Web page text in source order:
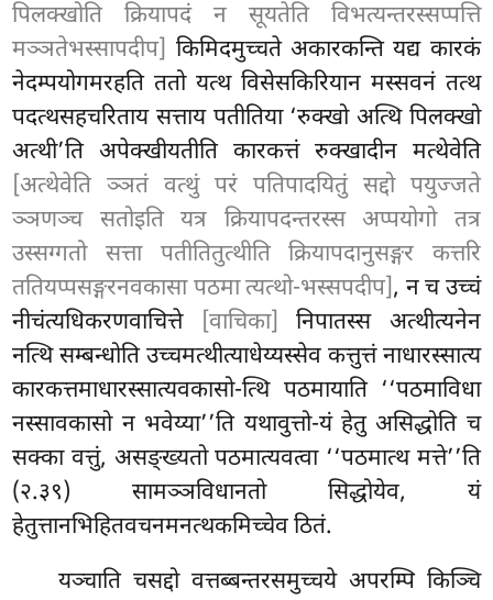
पिलक्खोति क्रियापदं न सूयतेति विभत्यन्तरस्सप्पत्ति
मञ्ञतेभस्सापदीप] किमिदमुच्चते अकारकन्ति यद्य कारकं
नेदम्पयोगमरहति ततो यत्थ विसेसकिरियान मस्सवनं तत्थ
पदत्थसहचरिताय सत्ताय पतीतिया ‘रुक्खो अत्थि पिलक्खो
अत्थी’ति अपेक्खीयतीति कारकत्तं रुक्खादीन मत्थेवेति
[अत्थेवेति ञ्ञतं वत्थुं परं पतिपादयितुं सद्दो पयुज्जते
ञ्ञणञ्च सतोइति यत्र क्रियापदन्तरस्स अप्पयोगो तत्र
उस्सग्गतो सत्ता पतीतितुत्थीति क्रियापदानुसङ्गर कत्तरि
ततियप्पसङ्गरनवकासा पठमा त्यत्थो-भस्सपदीप], न च उच्चं
नीचंत्यधिकरणवाचित्ते
[वाचिका] निपातस्स अत्थीत्यनेन
नत्थि सम्बन्धोति उच्चमत्थीत्याधेय्यस्सेव कत्तुत्तं नाधारस्सात्य
कारकत्तमाधारस्सात्यवकासो-त्थि पठमायाति ‘‘पठमाविधा
नस्सावकासो न भवेय्या’’ति यथावुत्तो-यं हेतु असिद्धोति च
सक्का वत्तुं, असङ्ख्यतो पठमात्यवत्वा ‘‘पठमात्थ मत्ते’’ति
(२.३९) सामञ्ञविधानतो सिद्धोयेव, यं
हेतुत्तानभिहितवचनमनत्थकमिच्चेव ठितं.
यञ्चाति चसद्दो वत्तब्बन्तरसमुच्चये अपरम्पि किञ्चि